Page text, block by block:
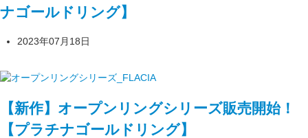
ナゴールドリング】
2023年07月18日
【新作】オープンリングシリーズ販売開始！
【プラチナゴールドリング】